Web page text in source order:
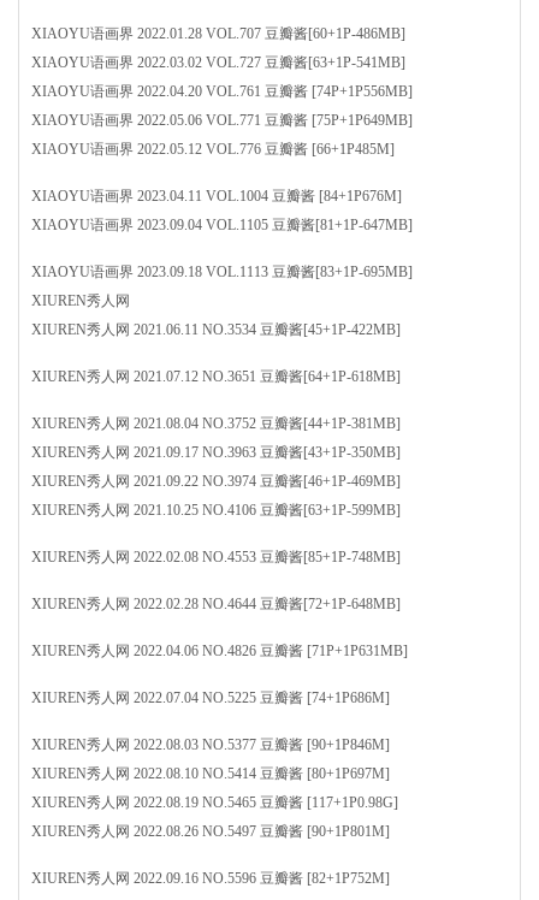
XIAOYU语画界 2022.01.28 VOL.707 豆瓣酱[60+1P-486MB]
XIAOYU语画界 2022.03.02 VOL.727 豆瓣酱[63+1P-541MB]
XIAOYU语画界 2022.04.20 VOL.761 豆瓣酱 [74P+1P556MB]
XIAOYU语画界 2022.05.06 VOL.771 豆瓣酱 [75P+1P649MB]
XIAOYU语画界 2022.05.12 VOL.776 豆瓣酱 [66+1P485M]
XIAOYU语画界 2023.04.11 VOL.1004 豆瓣酱 [84+1P676M]
XIAOYU语画界 2023.09.04 VOL.1105 豆瓣酱[81+1P-647MB]
XIAOYU语画界 2023.09.18 VOL.1113 豆瓣酱[83+1P-695MB]
XIUREN秀人网
XIUREN秀人网 2021.06.11 NO.3534 豆瓣酱[45+1P-422MB]
XIUREN秀人网 2021.07.12 NO.3651 豆瓣酱[64+1P-618MB]
XIUREN秀人网 2021.08.04 NO.3752 豆瓣酱[44+1P-381MB]
XIUREN秀人网 2021.09.17 NO.3963 豆瓣酱[43+1P-350MB]
XIUREN秀人网 2021.09.22 NO.3974 豆瓣酱[46+1P-469MB]
XIUREN秀人网 2021.10.25 NO.4106 豆瓣酱[63+1P-599MB]
XIUREN秀人网 2022.02.08 NO.4553 豆瓣酱[85+1P-748MB]
XIUREN秀人网 2022.02.28 NO.4644 豆瓣酱[72+1P-648MB]
XIUREN秀人网 2022.04.06 NO.4826 豆瓣酱 [71P+1P631MB]
XIUREN秀人网 2022.07.04 NO.5225 豆瓣酱 [74+1P686M]
XIUREN秀人网 2022.08.03 NO.5377 豆瓣酱 [90+1P846M]
XIUREN秀人网 2022.08.10 NO.5414 豆瓣酱 [80+1P697M]
XIUREN秀人网 2022.08.19 NO.5465 豆瓣酱 [117+1P0.98G]
XIUREN秀人网 2022.08.26 NO.5497 豆瓣酱 [90+1P801M]
XIUREN秀人网 2022.09.16 NO.5596 豆瓣酱 [82+1P752M]